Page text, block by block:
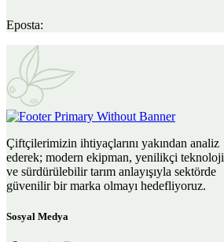
Eposta:
Çiftçilerimizin ihtiyaçlarını yakından analiz
ederek; modern ekipman, yenilikçi teknoloji
ve sürdürülebilir tarım anlayışıyla sektörde
güvenilir bir marka olmayı hedefliyoruz.
Sosyal Medya